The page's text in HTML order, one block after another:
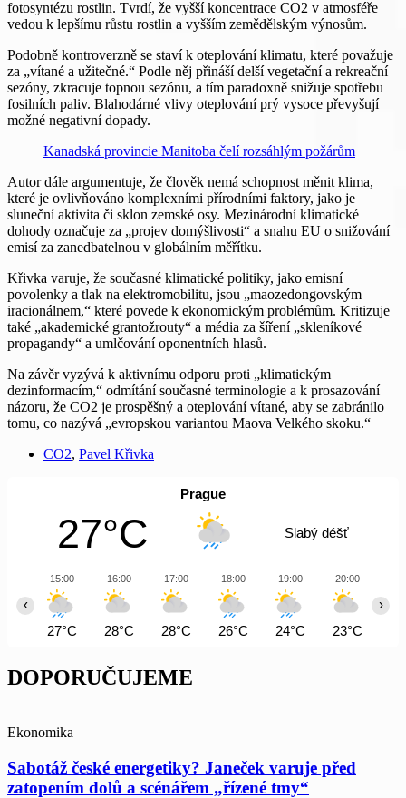
fotosyntézu rostlin. Tvrdí, že vyšší koncentrace CO2 v atmosféře
vedou k lepšímu růstu rostlin a vyšším zemědělským výnosům.
Podobně kontroverzně se staví k oteplování klimatu, které považuje
za „vítané a užitečné.“ Podle něj přináší delší vegetační a rekreační
sezóny, zkracuje topnou sezónu, a tím paradoxně snižuje spotřebu
fosilních paliv. Blahodárné vlivy oteplování prý vysoce převyšují
možné negativní dopady.
Kanadská provincie Manitoba čelí rozsáhlým požárům
Autor dále argumentuje, že člověk nemá schopnost měnit klima,
které je ovlivňováno komplexními přírodními faktory, jako je
sluneční aktivita či sklon zemské osy. Mezinárodní klimatické
dohody označuje za „projev domýšlivosti“ a snahu EU o snižování
emisí za zanedbatelnou v globálním měřítku.
Křivka varuje, že současné klimatické politiky, jako emisní
povolenky a tlak na elektromobilitu, jsou „maozedongovským
iracionálnem,“ které povede k ekonomickým problémům. Kritizuje
také „akademické grantožrouty“ a média za šíření „skleníkové
propagandy“ a umlčování oponentních hlasů.
Na závěr vyzývá k aktivnímu odporu proti „klimatickým
dezinformacím,“ odmítání současné terminologie a k prosazování
názoru, že CO2 je prospěšný a oteplování vítané, aby se zabránilo
tomu, co nazývá „evropskou variantou Maova Velkého skoku.“
CO2, Pavel Křivka
Prague
27°C Slabý déšť
15:00
27°C
16:00
28°C
17:00
28°C
18:00
26°C
19:00
24°C
20:00
23°C
‹ ›
DOPORUČUJEME
Ekonomika
Sabotáž české energetiky? Janeček varuje před
zatopením dolů a scénářem „řízené tmy“